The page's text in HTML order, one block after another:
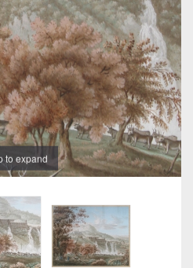
to expand